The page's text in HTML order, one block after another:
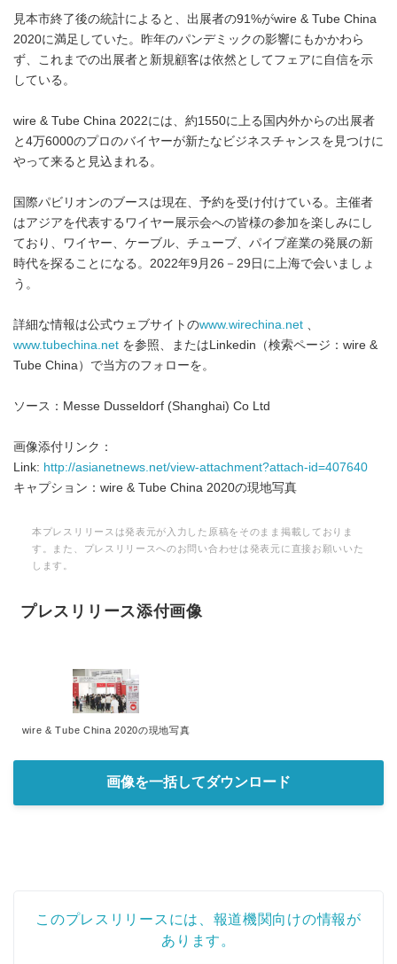
見本市終了後の統計によると、出展者の91%がwire & Tube China
2020に満足していた。昨年のパンデミックの影響にもかかわら
ず、これまでの出展者と新規顧客は依然としてフェアに自信を示
している。
wire & Tube China 2022には、約1550に上る国内外からの出展者
と4万6000のプロのバイヤーが新たなビジネスチャンスを見つけに
やって来ると見込まれる。
国際パビリオンのブースは現在、予約を受け付けている。主催者
はアジアを代表するワイヤー展示会への皆様の参加を楽しみにし
ており、ワイヤー、ケーブル、チューブ、パイプ産業の発展の新
時代を探ることになる。2022年9月26－29日に上海で会いましょ
う。
詳細な情報は公式ウェブサイトのwww.wirechina.net
www.tubechina.net を参照、またはLinkedin（検索ページ：wire &
Tube China）で当方のフォローを。
ソース：Messe Dusseldorf (Shanghai) Co Ltd
画像添付リンク：
Link: http://asianetnews.net/view-attachment?attach-id=407640
キャプション：wire & Tube China 2020の現地写真
本プレスリリースは発表元が入力した原稿をそのまま掲載しておりま
す。また、プレスリリースへのお問い合わせは発表元に直接お願いいた
します。
プレスリリース添付画像
wire & Tube China 2020の現地写真
画像を一括してダウンロード
このプレスリリースには、報道機関向けの情報が
あります。